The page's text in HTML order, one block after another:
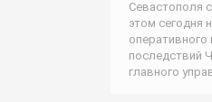
Севастополя
этом сегодня
последствий
главного